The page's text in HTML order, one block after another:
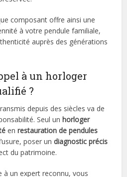
composant offre ainsi une
à votre pendule familiale,
auprès des générations
à un horloger
?
depuis des siècles va de
Seul un horloger
enrestauration de pendules
poser undiagnostic précis
du patrimoine.
à un expert reconnu, vous